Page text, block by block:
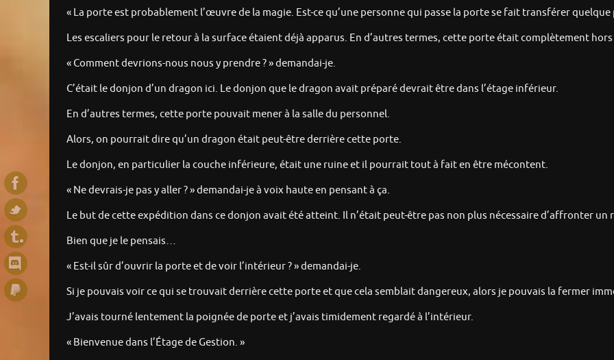
« La porte est probablement l’œuvre de la magie. Est-ce qu’une personne qui passe la porte se fait transférer quelque
Les escaliers pour le retour à la surface étaient déjà apparus. En d’autres termes, cette porte était complètement
« Comment devrions-nous nous y prendre ? » demandai-je.
C’était le donjon d’un dragon ici. Le donjon que le dragon avait préparé devrait être dans l’étage inférieur.
En d’autres termes, cette porte pouvait mener à la salle du personnel.
Alors, on pourrait dire qu’un dragon était peut-être derrière cette porte.
Le donjon, en particulier la couche inférieure, était une ruine et il pourrait tout à fait en être mécontent.
« Ne devrais-je pas y aller ? » demandai-je à voix haute en pensant à ça.
Le but de cette expédition dans ce donjon avait été atteint. Il n’était peut-être pas non plus nécessaire d’affronter un
Bien que je le pensais…
« Est-il sûr d’ouvrir la porte et de voir l’intérieur ? » demandai-je.
Si je pouvais voir ce qui se trouvait derrière cette porte et que cela semblait dangereux, alors je pouvais la fermer
J’avais tourné lentement la poignée de porte et j’avais timidement regardé à l’intérieur.
« Bienvenue dans l’Étage de Gestion. »